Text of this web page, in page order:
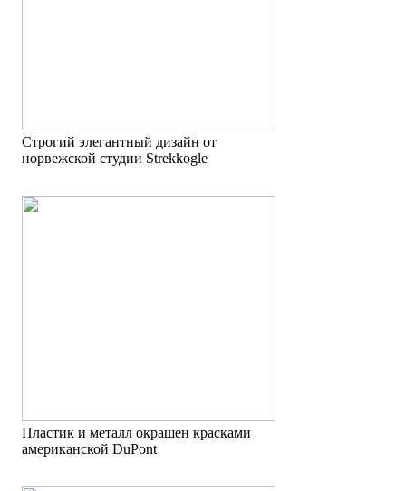
Строгий элегантный дизайн от
норвежской студии Strekkogle
Пластик и металл окрашен красками
американской DuPont